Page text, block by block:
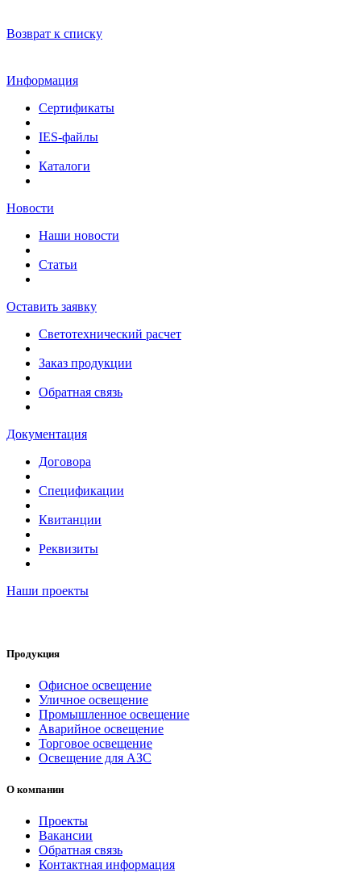
Возврат к списку
Информация
Сертификаты
IES-файлы
Каталоги
Новости
Наши новости
Статьи
Оставить заявку
Светотехнический расчет
Заказ продукции
Обратная связь
Документация
Договора
Спецификации
Квитанции
Реквизиты
Наши проекты
Продукция
Офисное освещение
Уличное освещение
Промышленное освещение
Аварийное освещение
Торговое освещение
Освещение для АЗС
О компании
Проекты
Вакансии
Обратная связь
Контактная информация